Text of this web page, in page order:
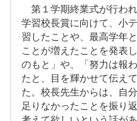
第１学期終業式が行わ
学習校長賞に向けて、小
習したことや、最高学年
ことが増えたことを発表
のもと」や、「努力は報
たと、目を輝かせて伝え
た。校長先生からは、自
足りなかったことを振り